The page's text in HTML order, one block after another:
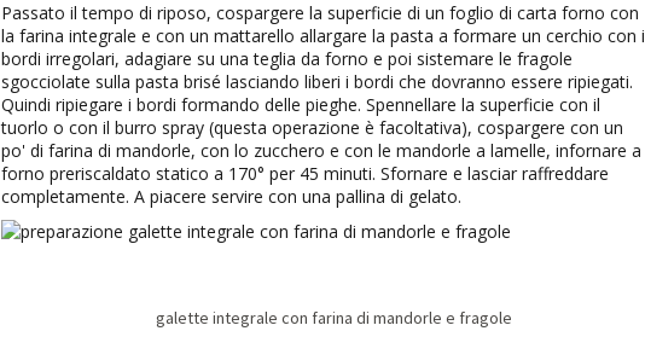
Passato il tempo di riposo, cospargere la superficie di un foglio di carta forno con
la farina integrale e con un mattarello allargare la pasta a formare un cerchio con i
bordi irregolari, adagiare su una teglia da forno e poi sistemare le fragole
sgocciolate sulla pasta brisé lasciando liberi i bordi che dovranno essere ripiegati.
Quindi ripiegare i bordi formando delle pieghe. Spennellare la superficie con il
tuorlo o con il burro spray (questa operazione è facoltativa), cospargere con un
po' di farina di mandorle, con lo zucchero e con le mandorle a lamelle, infornare a
forno preriscaldato statico a 170° per 45 minuti. Sfornare e lasciar raffreddare
completamente. A piacere servire con una pallina di gelato.